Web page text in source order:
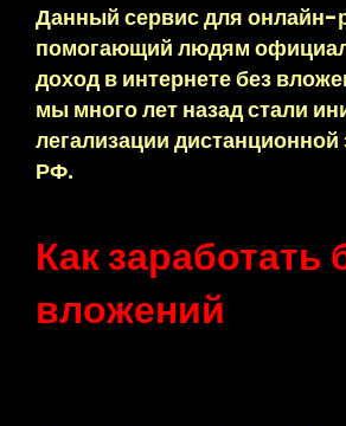
Данный сервис для онлайн-
помогающий людям
доход в интернете без
мы много лет назад стали
легализации дистанционной
РФ.
Как заработать
вложений